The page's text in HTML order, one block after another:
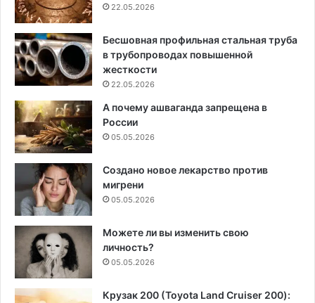
22.05.2026
Бесшовная профильная стальная труба
в трубопроводах повышенной
жесткости
22.05.2026
А почему ашваганда запрещена в
России
05.05.2026
Создано новое лекарство против
мигрени
05.05.2026
Можете ли вы изменить свою
личность?
05.05.2026
Крузак 200 (Toyota Land Cruiser 200):